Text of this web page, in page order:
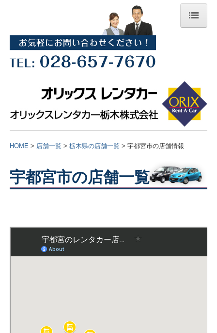
ホーム
企業情報
新着情報バックナンバー
店舗一覧
栃木県のレンタカー店舗一覧
採用情報
求める人物像
HOME > 店舗一覧 > 栃木県の店舗一覧 > 宇都宮市の店舗情報
宇都宮市の店舗一覧